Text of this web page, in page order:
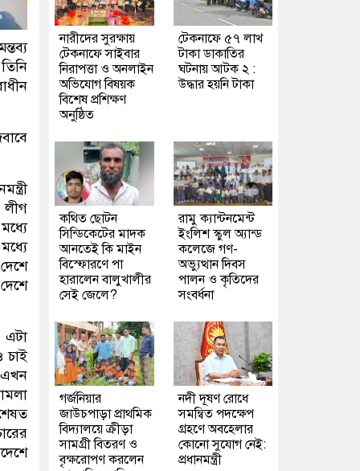
লীগ
চাই
এখন
নারীদের সুরক্ষায়
টেকনাফে সাইবার
নিরাপত্তা ও অনলাইন
অভিযোগ বিষয়ক
বিশেষ প্রশিক্ষণ
অনুষ্ঠিত
টেকনাফে ৫৭ লাখ
টাকা ডাকাতির
ঘটনায় আটক ২ :
উদ্ধার হয়নি টাকা
কথিত ছোটন
সিন্ডিকেটের মাদক
আনতেই কি মাইন
বিস্ফোরণে পা
হারালেন বালুখালীর
সেই জেলে?
রামু ক্যান্টনমেন্ট
ইংলিশ স্কুল অ্যান্ড
কলেজে গণ-
অভ্যুত্থান দিবস
পালন ও কৃতিদের
সংবর্ধনা
গর্জনিয়ার
জাউচপাড়া প্রাথমিক
বিদ্যালয়ে ক্রীড়া
সামগ্রী বিতরণ ও
বৃক্ষরোপণ করলেন
নদী দূষণ রোধে
সমন্বিত পদক্ষেপ
গ্রহণে অবহেলার
কোনো সুযোগ নেই:
প্রধানমন্ত্রী